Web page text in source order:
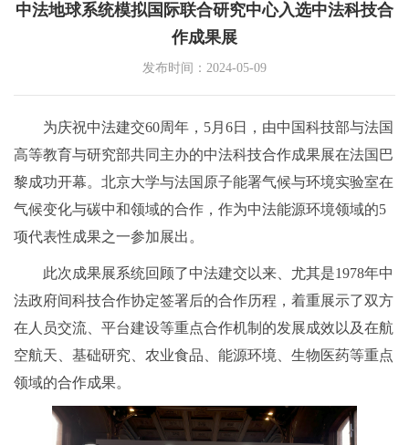
中法地球系统模拟国际联合研究中心入选中法科技合
作成果展
发布时间：2024-05-09
为庆祝中法建交60周年，5月6日，由中国科技部与法国
高等教育与研究部共同主办的中法科技合作成果展在法国巴
黎成功开幕。北京大学与法国原子能署气候与环境实验室在
气候变化与碳中和领域的合作，作为中法能源环境领域的5
项代表性成果之一参加展出。
此次成果展系统回顾了中法建交以来、尤其是1978年中
法政府间科技合作协定签署后的合作历程，着重展示了双方
在人员交流、平台建设等重点合作机制的发展成效以及在航
空航天、基础研究、农业食品、能源环境、生物医药等重点
领域的合作成果。